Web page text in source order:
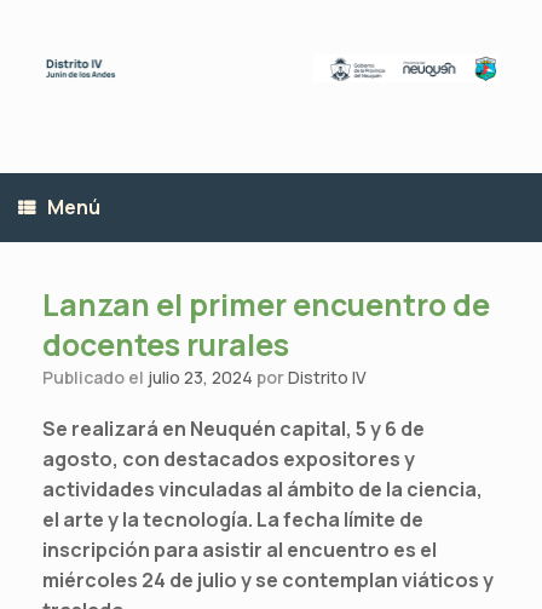
contenido
Menú
Lanzan el primer encuentro de
docentes rurales
Publicado el julio 23, 2024 porDistrito IV
Se realizará en Neuquén capital, 5 y 6 de
agosto, con destacados expositores y
actividades vinculadas al ámbito de la ciencia,
el arte y la tecnología. La fecha límite de
inscripción para asistir al encuentro es el
miércoles 24 de julio y se contemplan viáticos y